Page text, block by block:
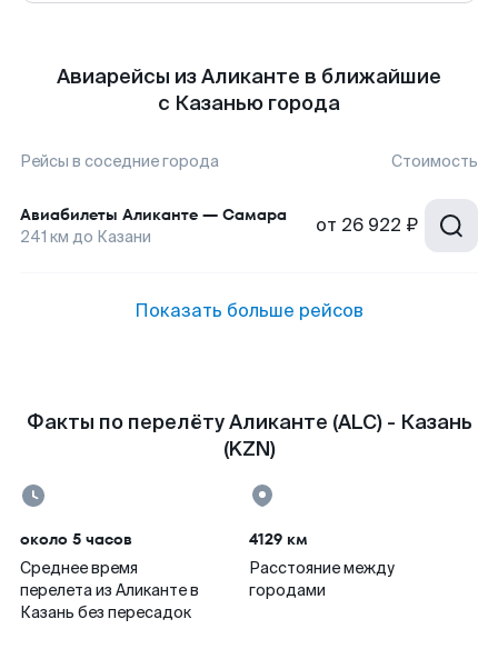
Авиарейсы из Аликанте в ближайшие
с Казанью города
Рейсы в соседние города Стоимость
Авиабилеты Аликанте — Самара
241 км до Казани от 26 922 ₽
Показать больше рейсов
Факты по перелёту Аликанте (ALC) - Казань
(KZN)
около 5 часов
Среднее время
перелета из Аликанте в
Казань без пересадок
4129 км
Расстояние между
городами